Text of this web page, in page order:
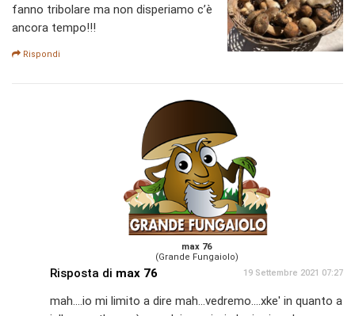
fanno tribolare ma non disperiamo c’è
ancora tempo!!!
Rispondi
max 76
(Grande Fungaiolo)
Risposta di max 76 19 Settembre 2021 07:27
mah....io mi limito a dire mah...vedremo....xke' in quanto a